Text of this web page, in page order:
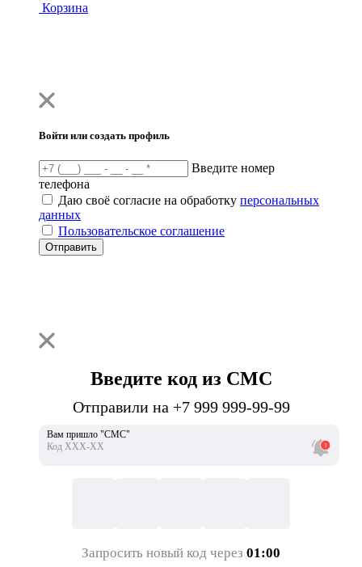
Корзина
Войти или создать профиль
Введите номер
телефона
Даю своё согласие на обработку персональных
данных
Пользовательское соглашение
Отправить
Введите код из СМС
Отправили на +7 999 999-99-99
Вам пришло "СМС"
Код ХХХ-ХХ
Запросить новый код через 01:00